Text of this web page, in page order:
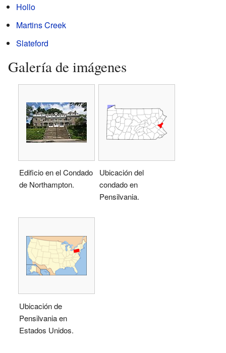
Hollo
Martins Creek
Slateford
Galería de imágenes
Edificio en el Condado
de Northampton.
Ubicación del
condado en
Pensilvania.
Ubicación de
Pensilvania en
Estados Unidos.